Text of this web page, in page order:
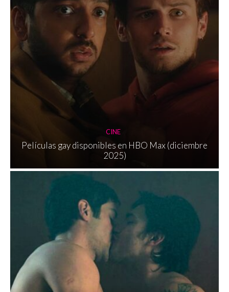
CINE
Películas gay disponibles en HBO Max (diciembre
2025)